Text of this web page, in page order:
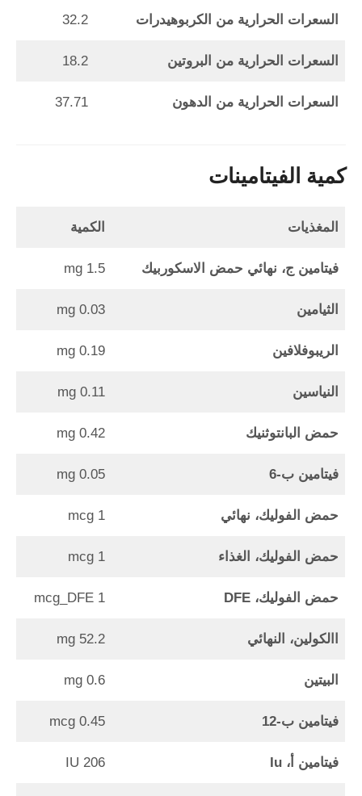
السعرات الحرارية من الكربوهيدرات 32.2
السعرات الحرارية من البروتين 18.2
السعرات الحرارية من الدهون 37.71
كمية الفيتامينات
المغذيات الكمية
فيتامين ج، نهائي حمض الاسكوربيك 1.5 mg
الثيامين 0.03 mg
الريبوفلافين 0.19 mg
النياسين 0.11 mg
حمض البانتوثنيك 0.42 mg
فيتامين ب-6 0.05 mg
حمض الفوليك، نهائي 1 mcg
حمض الفوليك، الغذاء 1 mcg
حمض الفوليك،DFE
1 mcg_DFE
االكولين، النهائي 52.2 mg
البيتين 0.6 mg
فيتامين ب-12 0.45 mcg
فيتامين أ، Iu 206 IU